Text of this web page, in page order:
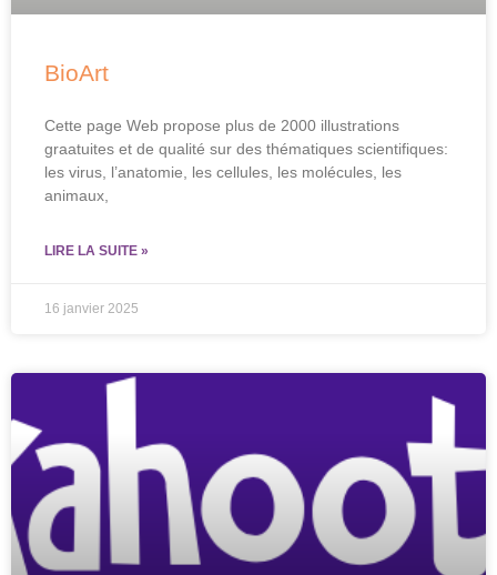
BioArt
Cette page Web propose plus de 2000 illustrations
graatuites et de qualité sur des thématiques scientifiques:
les virus, l’anatomie, les cellules, les molécules, les
animaux,
LIRE LA SUITE »
16 janvier 2025